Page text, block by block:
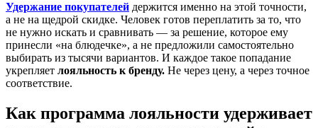
Удержание покупателей держится именно на этой точности,
а не на щедрой скидке. Человек готов переплатить за то, что
не нужно искать и сравнивать — за решение, которое ему
принесли «на блюдечке», а не предложили самостоятельно
выбирать из тысячи вариантов. И каждое такое попадание
укрепляет лояльность к бренду. Не через цену, а через точное
соответствие.
Как программа лояльности удерживает